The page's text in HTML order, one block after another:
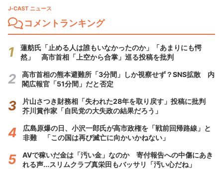
J-CAST ニュース
コメントランキング
蓮舫氏「止める人は誰もいなかったのか」「あまりにも愕
然」 高市首相「上空から合掌」巡る投稿を批判
高市首相の熊本避難所「3分間」しか視察せず？SNS拡散 内
閣広報官「51分間」だと否定
片山さつき財務相「失われた28年を取り戻す」投稿に批判
芥川賞作家「自民党の大失政の結果だろう」
広島原爆の日、小沢一郎氏が高市政権を「戦前回帰路線」と
非難 「この国は再び滅亡に向かいかねない」
AVで稼いだ金は「汚い金」なのか 寄付報告への中傷にあき
れる声...スリムクラブ真栄田もバッサリ「汚い心だね」